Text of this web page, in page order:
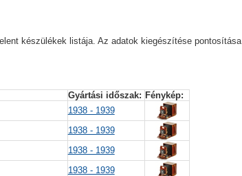
készülékek listája. Az adatok kiegészítése pontosítása
Gyártási időszak: Fénykép:
1938 - 1939
1938 - 1939
1938 - 1939
1938 - 1939